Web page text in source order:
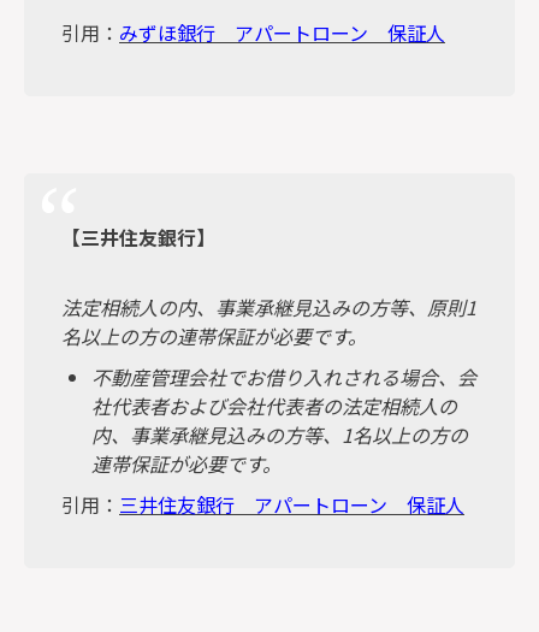
引用： みずほ銀行 アパートローン 保証人
【三井住友銀行】
法定相続人の内、事業承継見込みの方等、原則1
名以上の方の連帯保証が必要です。
不動産管理会社でお借り入れされる場合、会
社代表者および会社代表者の法定相続人の
内、事業承継見込みの方等、1名以上の方の
連帯保証が必要です。
引用： 三井住友銀行 アパートローン 保証人